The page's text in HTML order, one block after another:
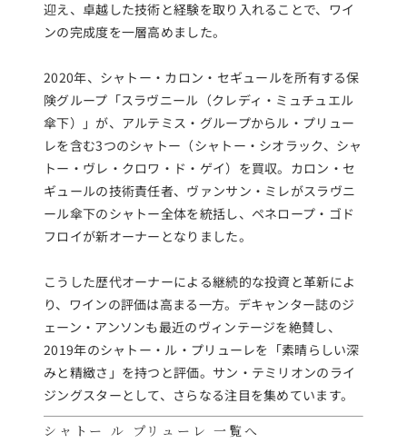
迎え、卓越した技術と経験を取り入れることで、ワイ
ンの完成度を一層高めました。
2020年、シャトー・カロン・セギュールを所有する保
険グループ「スラヴニール（クレディ・ミュチュエル
傘下）」が、アルテミス・グループからル・プリュー
レを含む3つのシャトー（シャトー・シオラック、シャ
トー・ヴレ・クロワ・ド・ゲイ）を買収。カロン・セ
ギュールの技術責任者、ヴァンサン・ミレがスラヴニ
ール傘下のシャトー全体を統括し、ペネロープ・ゴド
フロイが新オーナーとなりました。
こうした歴代オーナーによる継続的な投資と革新によ
り、ワインの評価は高まる一方。デキャンター誌のジ
ェーン・アンソンも最近のヴィンテージを絶賛し、
2019年のシャトー・ル・プリューレを「素晴らしい深
みと精緻さ」を持つと評価。サン・テミリオンのライ
ジングスターとして、さらなる注目を集めています。
シャトー ル プリューレ 一覧へ